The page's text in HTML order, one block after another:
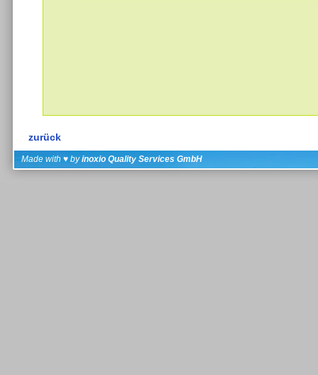
zurück
Made with ♥ byinoxio Quality Services GmbH